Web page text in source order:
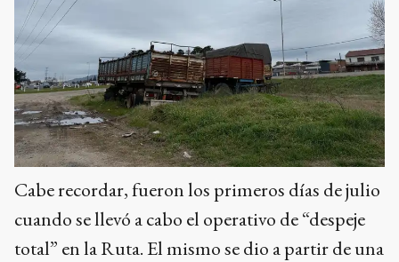
Cabe recordar, fueron los primeros días de julio
cuando se llevó a cabo el operativo de “despeje
total” en la Ruta. El mismo se dio a partir de una